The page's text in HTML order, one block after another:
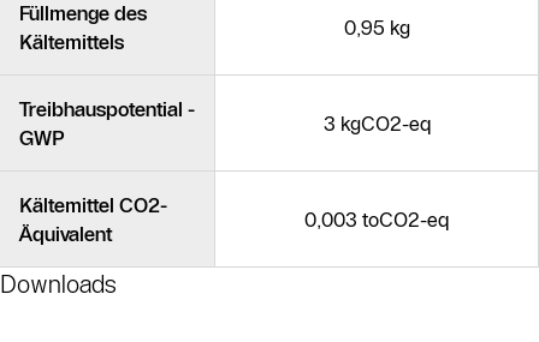
Füllmenge des
Kältemittels
0,95 kg
Treibhauspotential -
GWP
3 kgCO2-eq
Kältemittel CO2-
Äquivalent
0,003 toCO2-eq
Downloads